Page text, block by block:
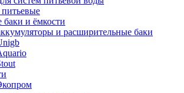
и ёмкости
и расширительные баки